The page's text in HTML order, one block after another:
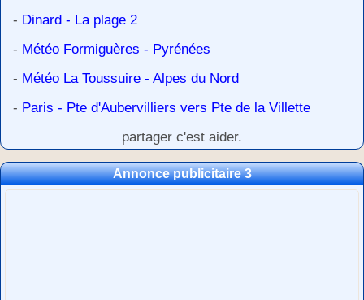
- Dinard - La plage 2
- Météo Formiguères - Pyrénées
- Météo La Toussuire - Alpes du Nord
- Paris - Pte d'Aubervilliers vers Pte de la Villette
partager c'est aider.
Annonce publicitaire 3